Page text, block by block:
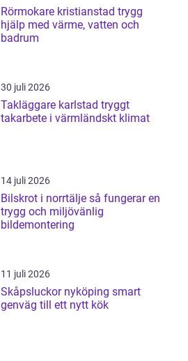
Rörmokare kristianstad trygg
hjälp med värme, vatten och
badrum
30 juli 2026
Takläggare karlstad tryggt
takarbete i värmländskt klimat
14 juli 2026
Bilskrot i norrtälje så fungerar en
trygg och miljövänlig
bildemontering
11 juli 2026
Skåpsluckor nyköping smart
genväg till ett nytt kök